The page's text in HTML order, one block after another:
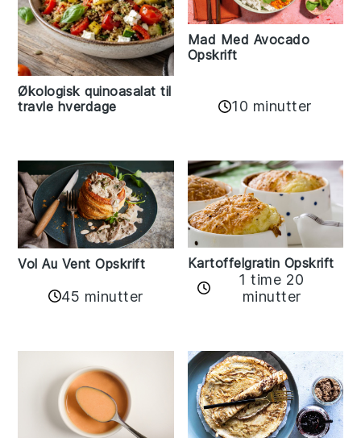
Økologisk quinoasalat til
travle hverdage
Mad Med Avocado
Opskrift
10 minutter
Vol Au Vent Opskrift
45 minutter
Kartoffelgratin Opskrift
1 time 20
minutter